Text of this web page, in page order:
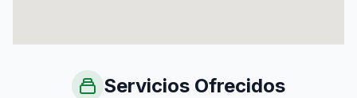
Servicios Ofrecidos